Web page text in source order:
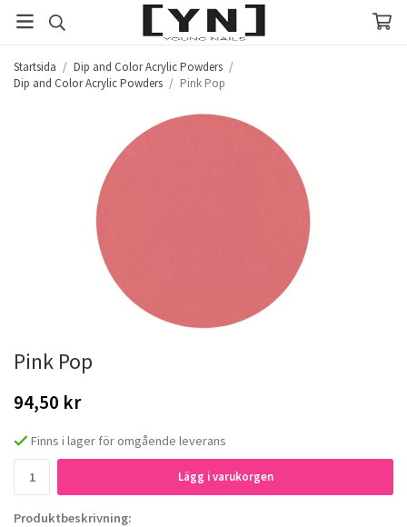
Startsida / Dip and Color Acrylic Powders /
Dip and Color Acrylic Powders / Pink Pop
Pink Pop
94,50 kr
Finns i lager för omgående leverans
Lägg i varukorgen
Produktbeskrivning: